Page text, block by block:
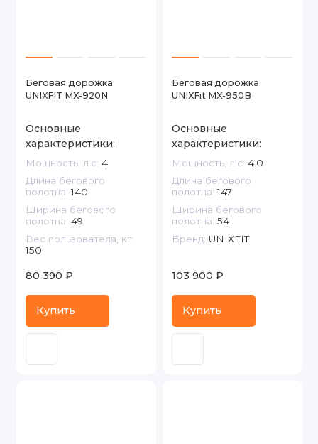
Беговая дорожка
UNIXFIT MX-920N
Основные
характеристики:
Мощность, л.с: 4
Длина бегового
полотна: 140
Ширина бегового
полотна: 49
Вес пользователя, кг:
150
80 390 ₽
Купить
Беговая дорожка
UNIXFit MX-950B
Основные
характеристики:
Мощность, л.с: 4.0
Длина бегового
полотна: 147
Ширина бегового
полотна: 54
Бренд: UNIXFIT
103 900 ₽
Купить